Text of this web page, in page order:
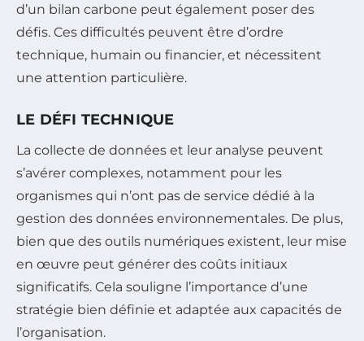
d’un bilan carbone peut également poser des
défis. Ces difficultés peuvent être d’ordre
technique, humain ou financier, et nécessitent
une attention particulière.
LE DÉFI TECHNIQUE
La collecte de données et leur analyse peuvent
s’avérer complexes, notamment pour les
organismes qui n’ont pas de service dédié à la
gestion des données environnementales. De plus,
bien que des outils numériques existent, leur mise
en œuvre peut générer des coûts initiaux
significatifs. Cela souligne l’importance d’une
stratégie bien définie et adaptée aux capacités de
l’organisation.